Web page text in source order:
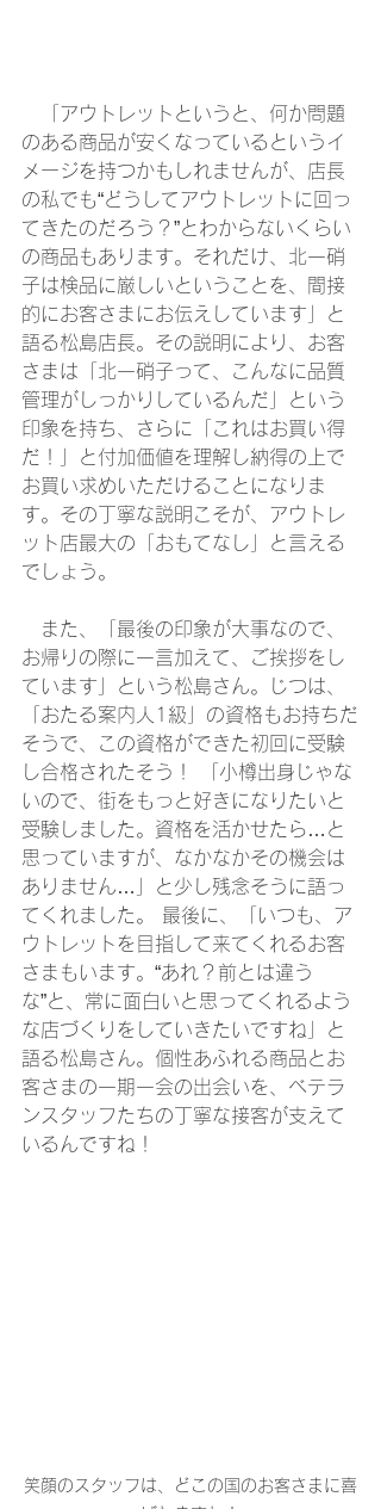
「アウトレットというと、何か問題
のある商品が安くなっているというイ
メージを持つかもしれませんが、店長
の私でも“どうしてアウトレットに回っ
てきたのだろう？”とわからないくらい
の商品もあります。それだけ、北一硝
子は検品に厳しいということを、間接
的にお客さまにお伝えしています」と
語る松島店長。その説明により、お客
さまは「北一硝子って、こんなに品質
管理がしっかりしているんだ」という
印象を持ち、さらに「これはお買い得
だ！」と付加価値を理解し納得の上で
お買い求めいただけることになりま
す。その丁寧な説明こそが、アウトレ
ット店最大の「おもてなし」と言える
でしょう。
また、「最後の印象が大事なので、
お帰りの際に一言加えて、ご挨拶をし
ています」という松島さん。じつは、
「おたる案内人1級」の資格もお持ちだ
そうで、この資格ができた初回に受験
し合格されたそう！ 「小樽出身じゃな
いので、街をもっと好きになりたいと
受験しました。資格を活かせたら…と
思っていますが、なかなかその機会は
ありません…」と少し残念そうに語っ
てくれました。 最後に、「いつも、ア
ウトレットを目指して来てくれるお客
さまもいます。“あれ？前とは違う
な”と、常に面白いと思ってくれるよう
な店づくりをしていきたいですね」と
語る松島さん。個性あふれる商品とお
客さまの一期一会の出会いを、ベテラ
ンスタッフたちの丁寧な接客が支えて
いるんですね！
笑顔のスタッフは、どこの国のお客さまに喜